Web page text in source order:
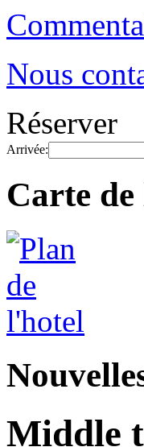
Nous
Réserver
Arrivée:
Carte
Middle